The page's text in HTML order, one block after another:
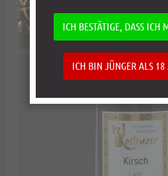
ICH BESTÄTIGE, DASS
ICH BIN JÜNGER ALS 18